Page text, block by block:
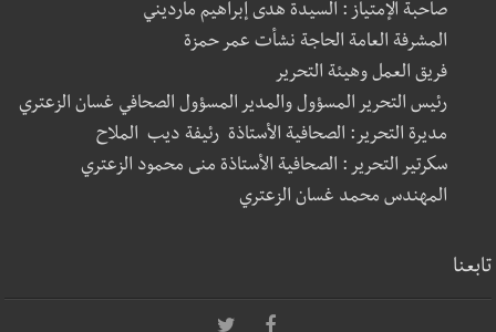
صاحبة الإمتياز : السيدة هدى إبراهيم مارديني
المشرفة العامة الحاجة نشأت عمر حمزة
فريق العمل وهيئة التحرير
رئيس التحرير المسؤول والمدير المسؤول الصحافي غسان الزعتري
مديرة التحرير: الصحافية الأستاذة رئيفة ديب الملاح
سكرتير التحرير : الصحافية الأستاذة منى محمود الزعتري
المهندس محمد غسان الزعتري
تابعنا